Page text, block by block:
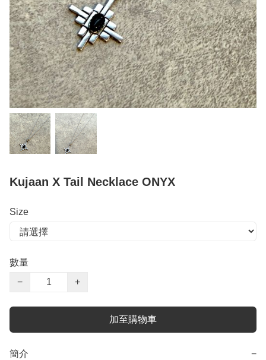
Kujaan X Tail Necklace ONYX
Size
數量
−
+
加至購物車
簡介 −